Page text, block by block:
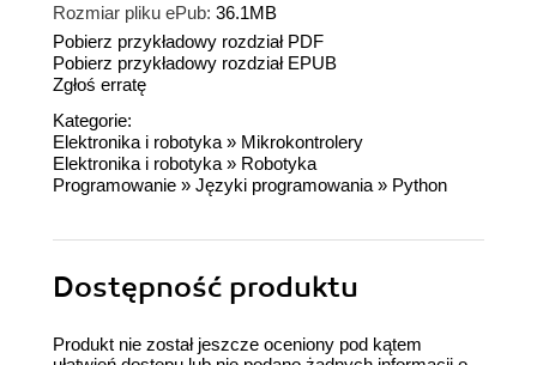
Rozmiar pliku ePub: 36.1MB
Pobierz przykładowy rozdział PDF
Pobierz przykładowy rozdział EPUB
Zgłoś erratę
Kategorie:
Elektronika i robotyka » Mikrokontrolery
Elektronika i robotyka » Robotyka
Programowanie » Języki programowania » Python
Dostępność produktu
Produkt nie został jeszcze oceniony pod kątem